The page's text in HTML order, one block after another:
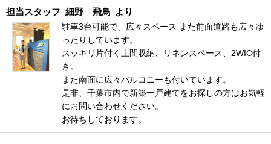
担当スタッフ 細野 飛鳥 より
駐車3台可能で、広々スペース また前面道路も広々ゆ
ったりしています。
スッキリ片付く土間収納、リネンスペース、2WIC付
き。
また南面に広々バルコニーも付いています。
是非、千葉市内で新築一戸建てをお探しの方はお気軽
にお問い合わせください。
お待ちしております。